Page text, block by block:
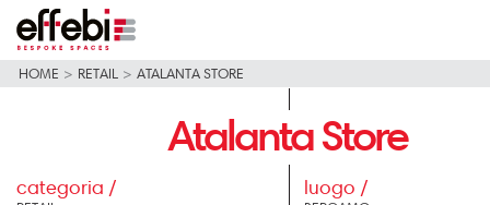
HOME > RETAIL > ATALANTA STORE
Atalanta Store
categoria / luogo /